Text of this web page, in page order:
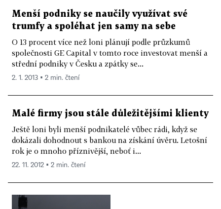
Menší podniky se naučily využívat své
trumfy a spoléhat jen samy na sebe
O 13 procent více než loni plánují podle průzkumů
společnosti GE Capital v tomto roce investovat menší a
střední podniky v Česku a zpátky se...
2. 1. 2013 ▪ 2 min. čtení
Malé firmy jsou stále důležitějšími klienty
Ještě loni byli menší podnikatelé vůbec rádi, když se
dokázali dohodnout s bankou na získání úvěru. Letošní
rok je o mnoho příznivější, neboť i...
22. 11. 2012 ▪ 2 min. čtení